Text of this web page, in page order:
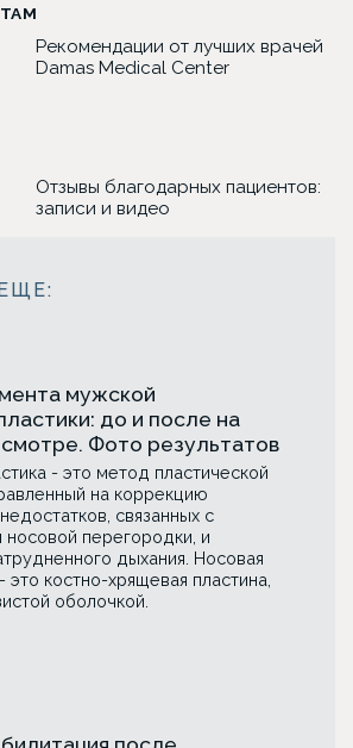
Рекомендации от лучших врачей
Damas Medical Center
Отзывы благодарных пациентов:
записи и видео
мужской
до и после на
Фото результатов
- это метод пластической
на коррекцию
связанных с
носовой перегородки, и
дыхания. Носовая
костно-хрящевая пластина,
оболочкой.